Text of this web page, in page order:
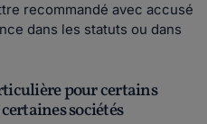
recommandé avec accusé
dans les statuts ou dans
pour certains
sociétés